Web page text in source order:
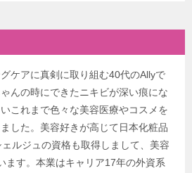
ケアに真剣に取り組む40代のAllyで
んの時にできたニキビが深い痕にな
これまで色々な美容医療やコスメを
した。美容好きが高じて日本化粧品
ルジュの資格も取得しまして、美容
ます。本業はキャリア17年の外資系